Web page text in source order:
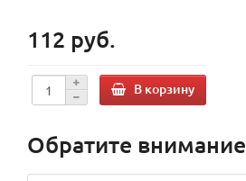
112 руб.
В корзину
Обратите внимание